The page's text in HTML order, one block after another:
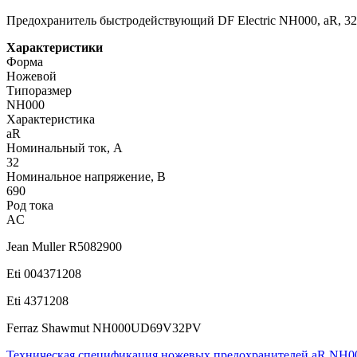
Предохранитель быстродействующий DF Electric NH000, aR,
Характеристики
Форма
Ножевой
Типоразмер
NH000
Характеристика
aR
Номинальный ток, А
32
Номинальное напряжение, В
690
Род тока
AC
Jean Muller R5082900
Eti 004371208
Eti 4371208
Ferraz Shawmut NH000UD69V32PV